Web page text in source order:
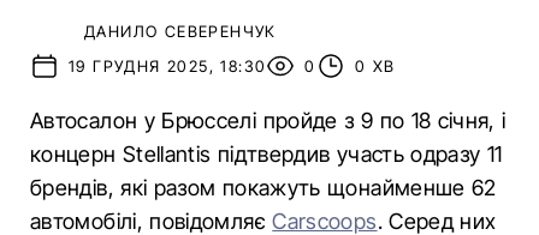
ДАНИЛО СЕВЕРЕНЧУК
19 ГРУДНЯ 2025, 18:30
0 0 ХВ
Автосалон у Брюсселі пройде з 9 по 18 січня, і
концерн Stellantis підтвердив участь одразу 11
брендів, які разом покажуть щонайменше 62
автомобілі, повідомляєCarscoops. Серед них